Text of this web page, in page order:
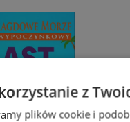
z
plików cookie i